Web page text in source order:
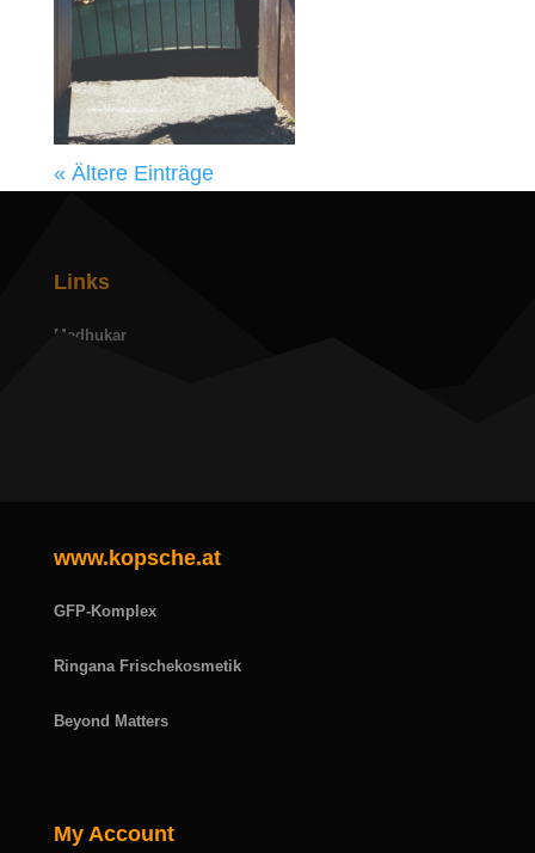
« Ältere Einträge
Links
Madhukar
www.kopsche.at
GFP-Komplex
Ringana Frischekosmetik
Beyond Matters
My Account